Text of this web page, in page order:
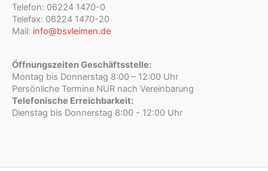
Telefon: 06224 1470-0
Telefax: 06224 1470-20
Mail: info@bsvleimen.de
Öffnungszeiten Geschäftsstelle:
Montag bis Donnerstag 8:00 – 12:00 Uhr
Persönliche Termine NUR nach Vereinbarung
Telefonische Erreichbarkeit:
Dienstag bis Donnerstag 8:00 - 12:00 Uhr